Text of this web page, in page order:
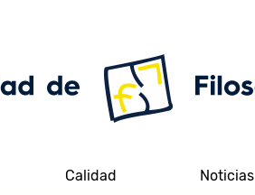
Calidad Noticias